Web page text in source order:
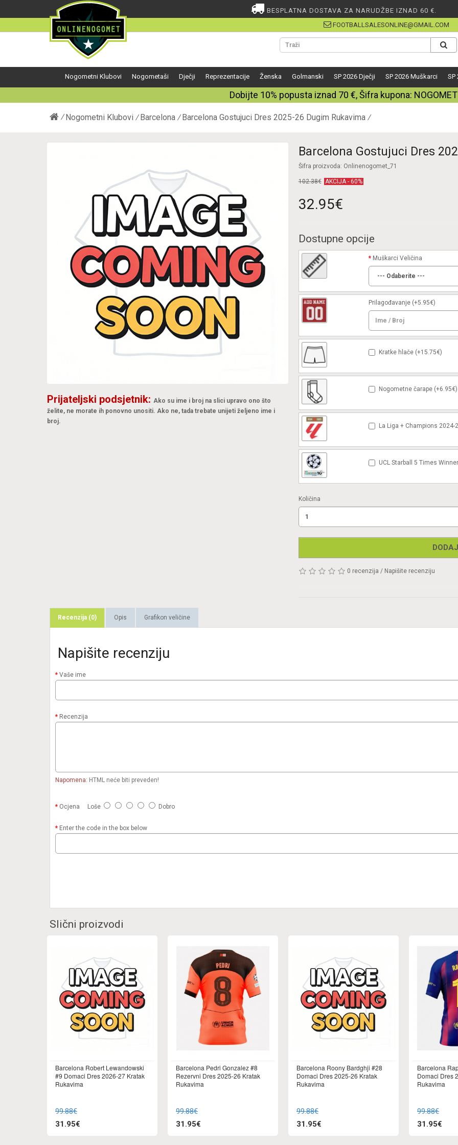
BESPLATNA DOSTAVA ZA NARUDŽBE IZNAD 60 €.
FOOTBALLSALESONLINE@GMAIL.COM
Nogometni Klubovi Nogometaši Dječji Reprezentacije Ženska Golmanski SP 2026 Dječji SP 2026 Muškarci SP
Dobijte 10% popusta iznad 70 €, Šifra kupona: NOGOMET
Nogometni Klubovi Barcelona Barcelona Gostujuci Dres 2025-26 Dugim Rukavima
Prijateljski podsjetnik: Ako su ime i broj na slici upravo ono što
želite, ne morate ih ponovno unositi. Ako ne, tada trebate unijeti željeno ime i
broj.
Barcelona Gostujuci Dres
Šifra proizvoda: Onlinenogomet_71
102.38€ AKCIJA - 60%
32.95€
Dostupne opcije
Muškarci Veličina
Prilagođavanje(+5.95€)
Kratke hlače (+15.75€)
Nogometne čarape (+6.95€)
La Liga + Champions 2024-
UCL Starball 5 Times
Količina
0 recenzija / Napišite recenziju
Recenzija (0) Opis Grafikon veličine
Napišite recenziju
Vaše ime
Recenzija
Napomena: HTML neće biti preveden!
Ocjena Loše Dobro
Enter the code in the box below
Slični proizvodi
Barcelona Robert Lewandowski
#9 Domaci Dres 2026-27 Kratak
Rukavima
99.88€
31.95€
Barcelona Pedri Gonzalez #8
Rezervni Dres 2025-26 Kratak
Rukavima
99.88€
31.95€
Barcelona Roony Bardghji #28
Domaci Dres 2025-26 Kratak
Rukavima
99.88€
31.95€
Barcelona
Domaci Dres
Rukavima
99.88€
31.95€